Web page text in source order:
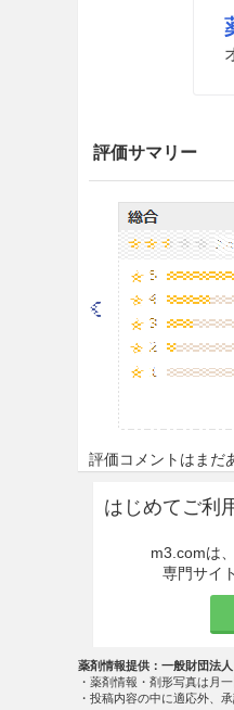
評価サマリー
評価コメントはまだ
はじめてご利
m3.comは
専門サイ
薬剤情報提供：一般財団法
・薬剤情報・剤形写真は月
・投稿内容の中に適応外、